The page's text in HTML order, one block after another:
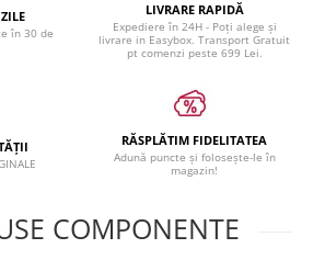
în 30 de
LIVRARE RAPIDĂ
Expediere în 24H - Poți alege și
livrare in Easybox. Transport Gratuit
pt comenzi peste 699 Lei.
RĂSPLĂTIM FIDELITATEA
Adună puncte și folosește-le în
magazin!
COMPONENTE